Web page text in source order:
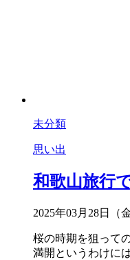
未分類
思い出
和歌山旅行
2025年03月28日（金
桜の時期を狙って
満開というわけに